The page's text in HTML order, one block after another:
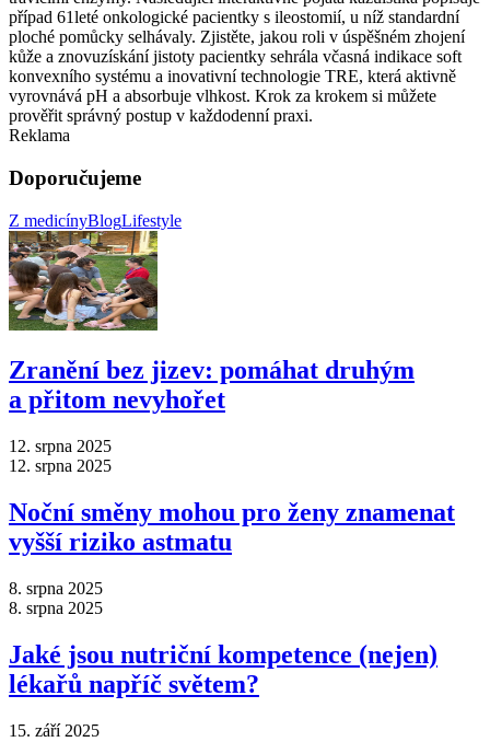
případ 61leté onkologické pacientky s ileostomií, u níž standardní
ploché pomůcky selhávaly. Zjistěte, jakou roli v úspěšném zhojení
kůže a znovuzískání jistoty pacientky sehrála včasná indikace soft
konvexního systému a inovativní technologie TRE, která aktivně
vyrovnává pH a absorbuje vlhkost. Krok za krokem si můžete
prověřit správný postup v každodenní praxi.
Reklama
Doporučujeme
Z medicínyBlogLifestyle
Zranění bez jizev: pomáhat druhým
a přitom nevyhořet
12. srpna 2025
12. srpna 2025
Noční směny mohou pro ženy znamenat
vyšší riziko astmatu
8. srpna 2025
8. srpna 2025
Jaké jsou nutriční kompetence (nejen)
lékařů napříč světem?
15. září 2025